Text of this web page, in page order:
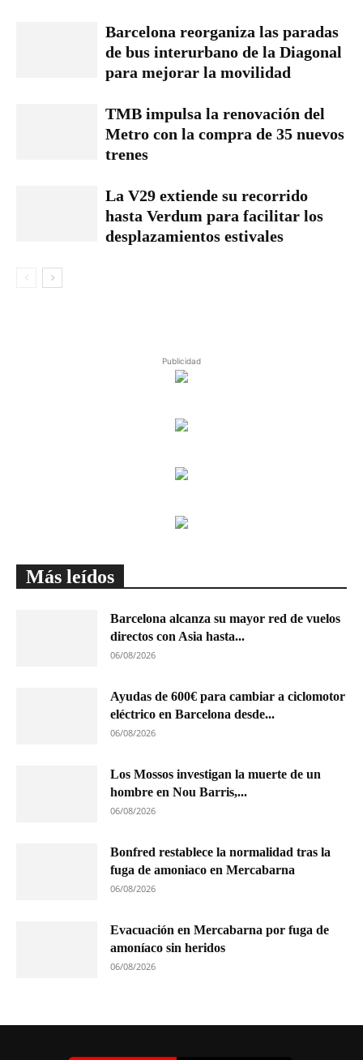
Barcelona reorganiza las paradas
de bus interurbano de la Diagonal
para mejorar la movilidad
TMB impulsa la renovación del
Metro con la compra de 35 nuevos
trenes
La V29 extiende su recorrido
hasta Verdum para facilitar los
desplazamientos estivales
Publicidad
Más leídos
Barcelona alcanza su mayor red de vuelos
directos con Asia hasta...
06/08/2026
Ayudas de 600€ para cambiar a ciclomotor
eléctrico en Barcelona desde...
06/08/2026
Los Mossos investigan la muerte de un
hombre en Nou Barris,...
06/08/2026
Bonfred restablece la normalidad tras la
fuga de amoniaco en Mercabarna
06/08/2026
Evacuación en Mercabarna por fuga de
amoníaco sin heridos
06/08/2026